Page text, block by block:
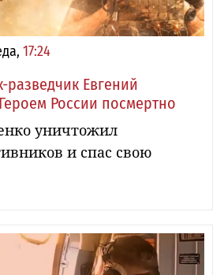
17:24
разведчик Евгений
России посмертно
уничтожил
и спас свою